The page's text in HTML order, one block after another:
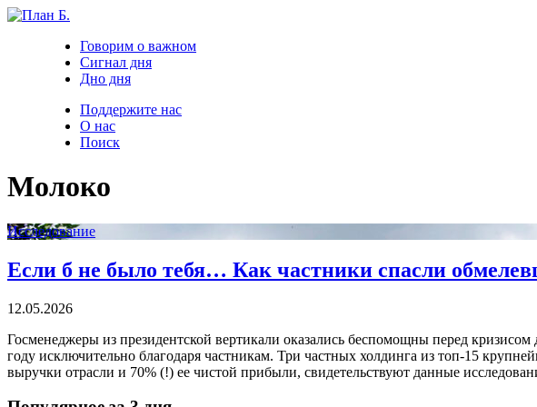
Говорим о важном
Сигнал дня
Дно дня
Поддержите нас
О нас
Поиск
Молоко
Исследование
Если б не было тебя… Как частники спасли
12.05.2026
Госменеджеры из президентской вертикали оказались беспомощны перед
году исключительно благодаря частникам. Три частных холдинга из топ-15
выручки отрасли и 70% (!) ее чистой прибыли, свидетельствуют данные